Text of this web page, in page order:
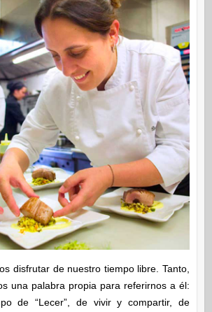
disfrutar de nuestro tiempo libre. Tanto,
una palabra propia para referirnos a él:
de “Lecer”, de vivir y compartir, de